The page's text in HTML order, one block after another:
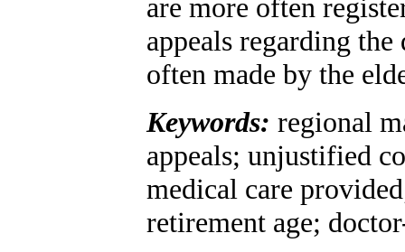
are more often
appeals regarding
often made by the
Keywords: regional
appeals; unjustified
medical care
retirement age;